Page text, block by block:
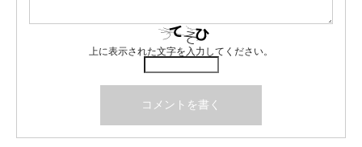
上に表示された文字を入力してください。